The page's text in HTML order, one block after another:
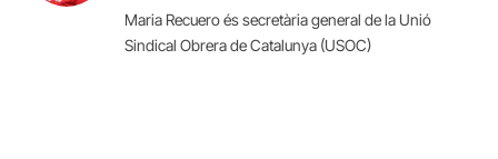
Maria Recuero és secretària general de la Unió
Sindical Obrera de Catalunya (USOC)